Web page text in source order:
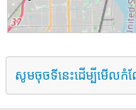
សូមចុចទីនេះដើម្បីមើល